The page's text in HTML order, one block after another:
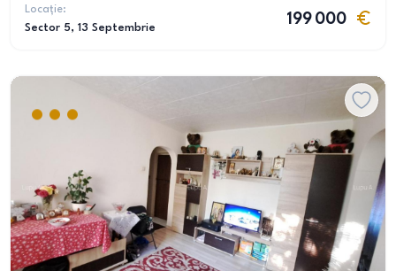
Locație:
Sector 5, 13 Septembrie
199 000